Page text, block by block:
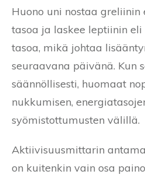
Huono uni nostaa
tasoa ja laskee leptiinin
tasoa, mikä johtaa
seuraavana päivänä. Kun
säännöllisesti, huomaat
nukkumisen,
syömistottumusten välillä.
Aktiivisuusmittarin
on kuitenkin vain osa